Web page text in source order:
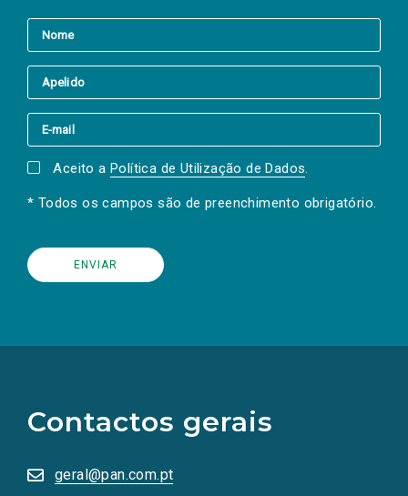
Aceito a Política de Utilização de Dados.
* Todos os campos são de preenchimento obrigatório.
Contactos gerais
geral@pan.com.pt
redes
sociais
numa
nova